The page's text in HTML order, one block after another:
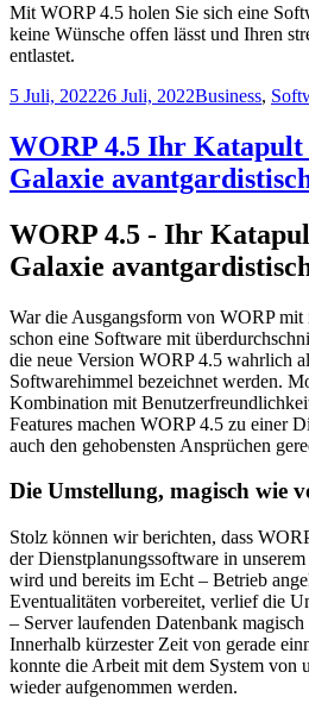
Mit WORP 4.5 holen Sie sich eine
keine Wünsche offen lässt und Ihren
entlastet.
5 Juli, 202226 Juli, 2022Business,
WORP 4.5 Ihr Katapult
Galaxie
WORP 4.5 - Ihr
Galaxie
War die Ausgangsform von WORP
schon eine Software mit
die neue Version WORP 4.5 wahrlich
Softwarehimmel bezeichnet werden.
Kombination mit
Features machen WORP 4.5 zu einer
auch den gehobensten Ansprüchen
Die Umstellung, magisch wie
Stolz können wir berichten, dass
der Dienstplanungssoftware in
wird und bereits im Echt – Betrieb
Eventualitäten vorbereitet, verlief die
– Server laufenden Datenbank
Innerhalb kürzester Zeit von gerade
konnte die Arbeit mit dem System von
wieder aufgenommen werden.